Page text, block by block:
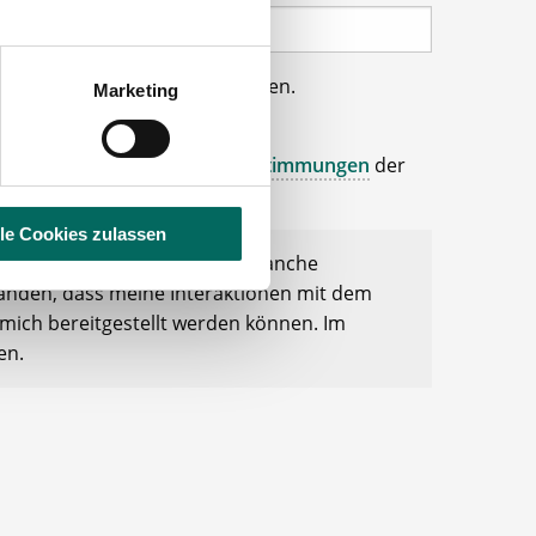
Marketing
Cookies zulassen
haben Zugriff auf Ihre Daten.
Apotheken weiter.
sowie denDatenschutzbestimmungen der
und Apothekenbranche
dass meine Interaktionen mit dem
bereitgestellt werden können. Im